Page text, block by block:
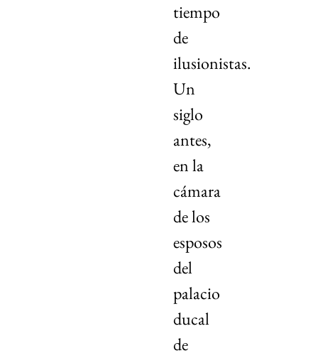
tiempo
de
ilusionistas.
Un
siglo
antes,
en la
cámara
de los
esposos
del
palacio
ducal
de